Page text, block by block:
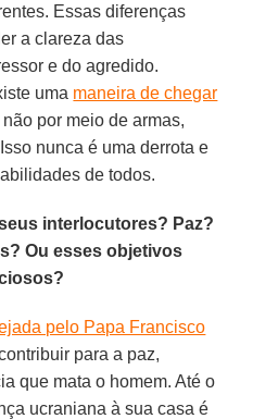
Essas diferenças
a clareza das
e do agredido.
uma maneira de chegar
não por meio de armas,
nunca é uma derrota e
de todos.
interlocutores? Paz?
Ou esses objetivos
pelo Papa Francisco
para a paz,
que mata o homem. Até o
ucraniana à sua casa é